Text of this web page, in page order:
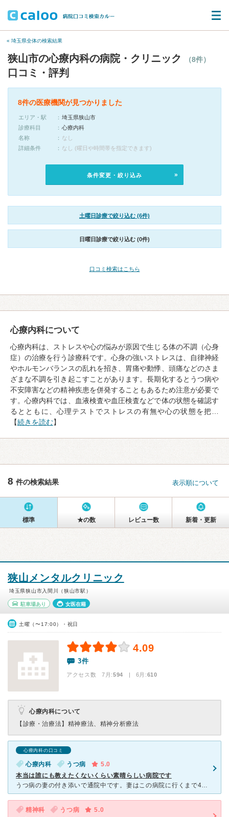
« 埼玉県全体の検索結果
狭山市の心療内科の病院・クリニック （8件）
口コミ・評判
8件の医療機関が見つかりました
エリア・駅
埼玉県狭山市
診療科目
心療内科
名称
なし
詳細条件
なし (曜日や時間帯を指定できます)
条件変更・絞り込み
土曜日診療で絞り込む (6件)
日曜日診療で絞り込む (0件)
口コミ検索はこちら
心療内科について
心療内科は、ストレスや心の悩みが原因で生じる体の不調（心身
症）の治療を行う診療科です。心身の強いストレスは、自律神経
やホルモンバランスの乱れを招き、胃痛や動悸、頭痛などのさま
ざまな不調を引き起こすことがあります。長期化するとうつ病や
不安障害などの精神疾患を併発することもあるため注意が必要で
す。心療内科では、血液検査や血圧検査などで体の状態を確認す
るとともに、心理テストでストレスの有無や心の状態を把…
【続きを読む】
8 件の検索結果 表示順について
標準 ★の数 レビュー数 新着・更新
狭山メンタルクリニック
埼玉県狭山市入間川（狭山市駅）
駐車場あり 女医在籍
土曜（〜17:00）・祝日
4.09
3件
アクセス数 7月:594 | 6月:610
心療内科について
【診療・治療法】 精神療法、精神分析療法
心療内科の口コミ
心療内科 うつ病
5.0
本当は誰にも教えたくないくらい素晴らしい病院です
うつ病の妻の付き添いで通院中です。妻はこの病院に行くまで4箇所の病院で3回入院してましたがらなかなかよくなりませんでした。寝たきりの状態が続き、希死念慮もあるくらいでした。三度目の入院退院後に状態が悪
精神科 うつ病
5.0